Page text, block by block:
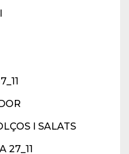
I SALATS
27_11